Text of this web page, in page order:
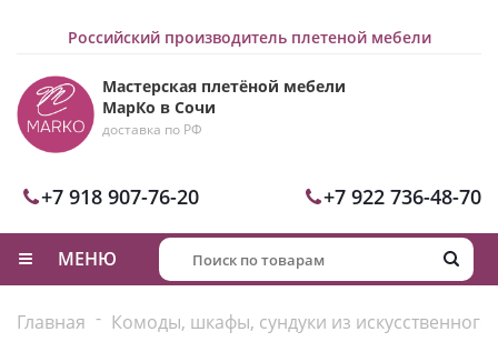
Российский производитель плетеной мебели
Мастерская плетёной мебели
МарКо в Сочи
доставка по РФ
+7 918 907-76-20 +7 922 736-48-70
МЕНЮ
Главная - Комоды, шкафы, сундуки из искусственного